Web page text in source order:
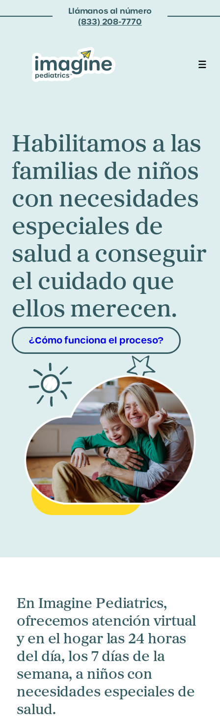
Llámanos al número
(833) 208-7770
Habilitamos a las
familias de niños
con necesidades
especiales de
salud a conseguir
el cuidado que
ellos merecen.
¿Cómo funciona el proceso?
En Imagine Pediatrics,
ofrecemos atención virtual
y en el hogar las 24 horas
del día, los 7 días de la
semana, a niños con
necesidades especiales de
salud.